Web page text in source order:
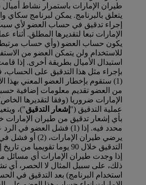
طيران الإمارات باستمرار نشاط
يتعلق بالبرنامج. يمكن لبرنامج سكاي
إجراء تدقيق في حساب العضو لأي
الإمارات تبعا لتقديرها المطلق. أثناء
يكون حساب العضو (وأي حساب مرتبط
للاستخدام ولن يتمكن العضو من
استبدال الأميال بطريقة أخرى. إذا
بإجراء مثل هذا التدقيق على الحساب،
من العضو تقديم معلومات إضافية
الإمارات ضروريا (وفقا لتقديرها
عملية التدقيق (" إشعار التدقيق")،
بأي إشعار تدقيق من طيران الإمارات
محدد فيه. إذا (1) فشل العضو
يرضي طيران
إذا وجدت طيران الإمارات أي مسائل
ذلك، على سبيل المثال لا الحصر، أي
استخدام البرنامج) بعد التدقيق في